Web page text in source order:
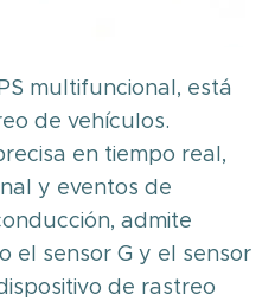
multifuncional, está
de vehículos.
en tiempo real,
y eventos de
admite
el sensor G y el sensor
de rastreo